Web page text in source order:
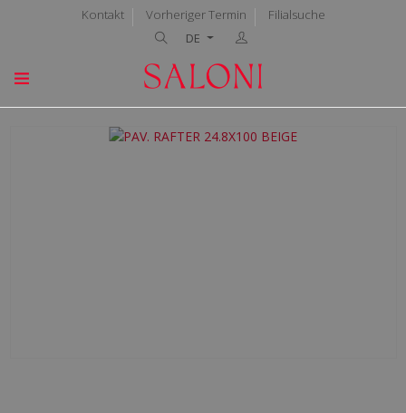
Kontakt Vorheriger Termin
Filialsuche
DE